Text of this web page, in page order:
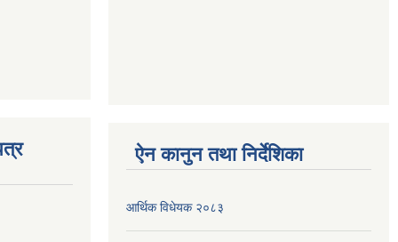
ऐन कानुन तथा निर्देशिका
आर्थिक विधेयक २०८३